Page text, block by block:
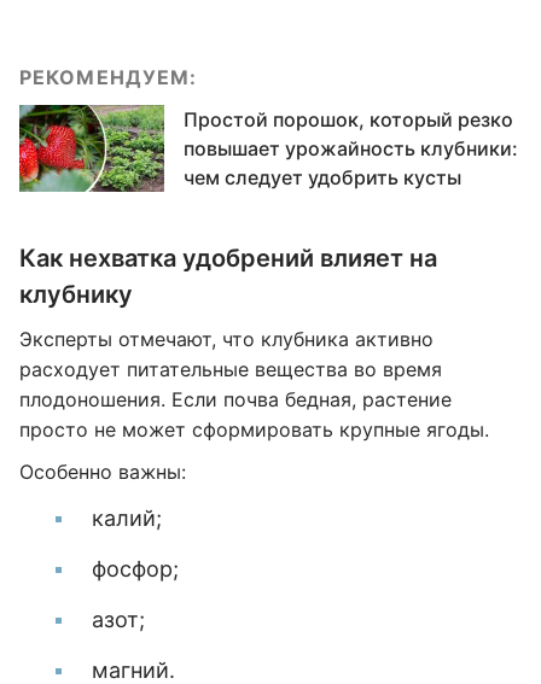
РЕКОМЕНДУЕМ:
Простой порошок, который резко
повышает урожайность клубники:
чем следует удобрить кусты
Как нехватка удобрений влияет на
клубнику
Эксперты отмечают, что клубника активно
расходует питательные вещества во время
плодоношения. Если почва бедная, растение
просто не может сформировать крупные ягоды.
Особенно важны:
калий;
фосфор;
азот;
магний.